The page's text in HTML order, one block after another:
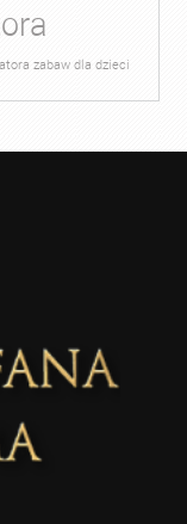
zabaw dla dzieci